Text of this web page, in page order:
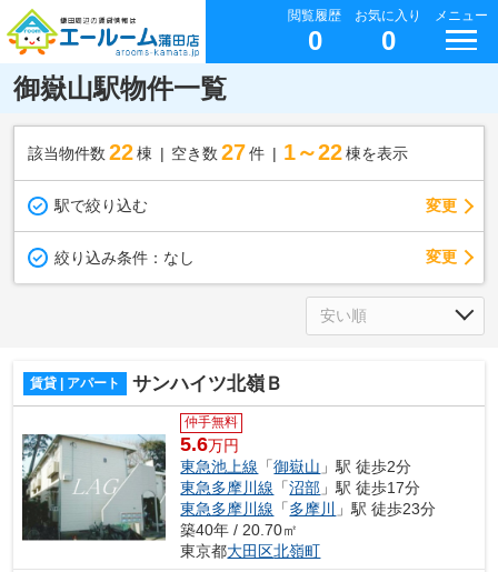
閲覧履歴
0
お気に入り
0
メニュー
御嶽山駅物件一覧
該当物件数 22棟 空き数 27 件 1～22 棟を表示
駅で絞り込む 変更
絞り込み条件： なし 変更
賃貸 | アパート サンハイツ北嶺Ｂ
仲手無料
5.6万円
東急池上線 「御嶽山 」駅 徒歩2分
東急多摩川線 「沼部 」駅 徒歩17分
東急多摩川線 「多摩川
」駅 徒歩23分
築40年 / 20.70㎡
東京都大田区北嶺町